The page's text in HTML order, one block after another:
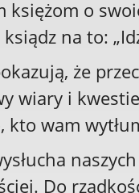
księżom o
na to:
że
wiary i
kto wam
Do